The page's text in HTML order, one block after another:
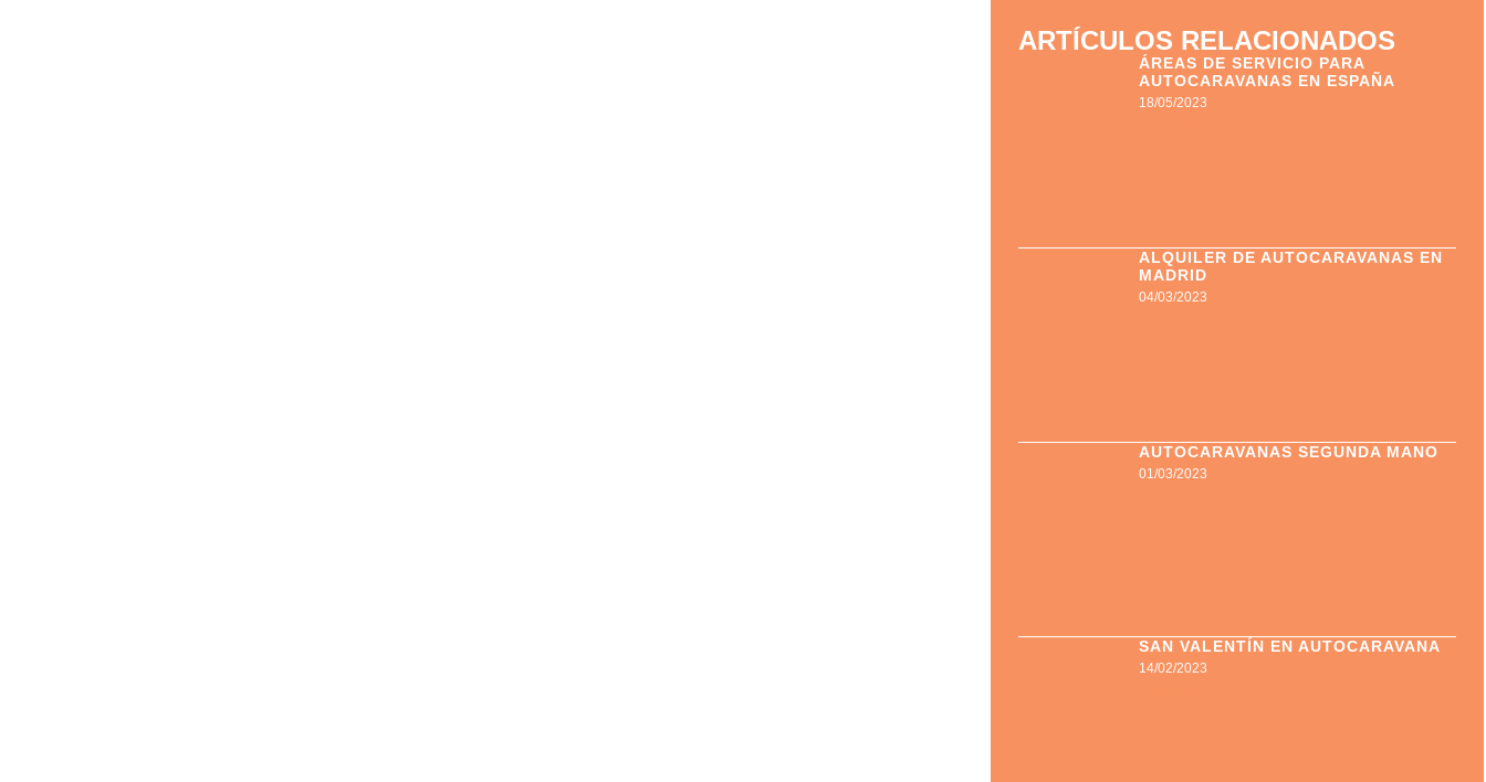
ARTÍCULOS RELACIONADOS
ÁREAS DE SERVICIO PARA
AUTOCARAVANAS EN ESPAÑA
18/05/2023
ALQUILER DE AUTOCARAVANAS EN
MADRID
04/03/2023
AUTOCARAVANAS SEGUNDA MANO
01/03/2023
SAN VALENTÍN EN AUTOCARAVANA
14/02/2023